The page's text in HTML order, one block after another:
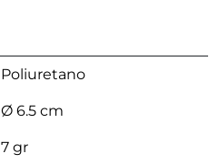
Poliuretano
Ø 6.5 cm
7 gr